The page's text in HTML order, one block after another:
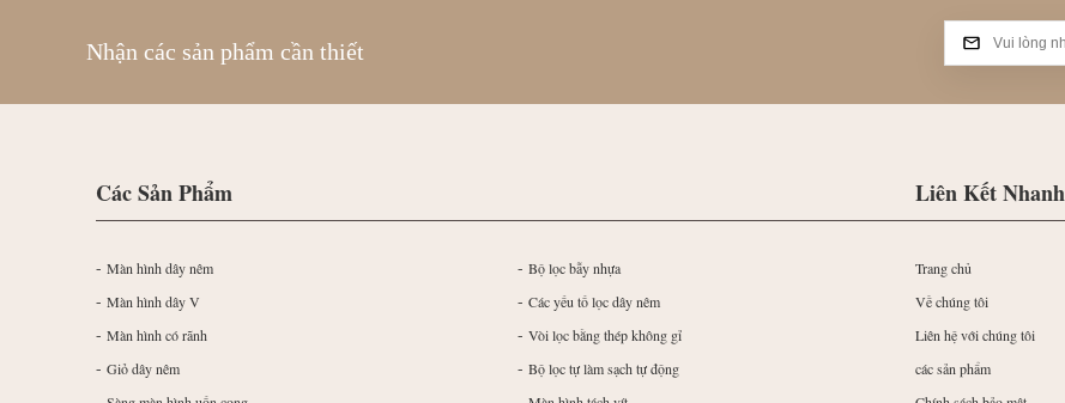
Nhận các sản phẩm cần thiết
Các Sản Phẩm
- Màn hình dây nêm
- Màn hình dây V
- Màn hình có rãnh
- Giỏ dây nêm
- Bộ lọc bẫy nhựa
- Các yếu tố lọc dây nêm
- Vòi lọc bằng thép không gỉ
- Bộ lọc tự làm sạch tự động
Liên Kết Nhanh
Trang chủ
Về chúng tôi
Liên hệ với chúng tôi
các sản phẩm